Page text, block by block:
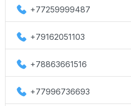
+77259999487
+79162051103
+78863661516
+77996736693